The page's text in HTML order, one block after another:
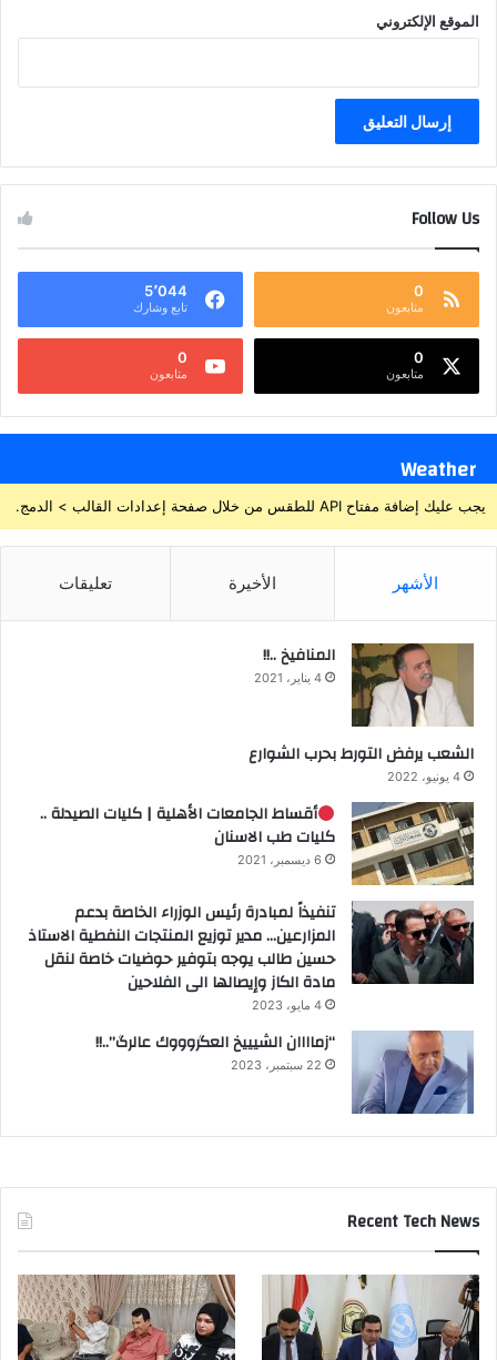
الموقع الإلكتروني
Follow Us
0
متابعون
5٬044
تابع وشارك
0
متابعون
0
متابعون
Weather
يجب عليك إضافة مفتاح API للطقس من خلال صفحة إعدادات القالب > الدمج.
الأشهر الأخيرة تعليقات
المنافيخ ..!!
4 يناير، 2021
الشعب يرفض التورط بحرب الشوارع
4 يونيو، 2022
أقساط الجامعات الأهلية | كليات الصيدلة ..
كليات طب الاسنان
6 ديسمبر، 2021
تنفيذاً لمبادرة رئيس الوزراء الخاصة بدعم
المزارعين… مدير توزيع المنتجات النفطية الاستاذ
حسين طالب يوجه بتوفير حوضيات خاصة لنقل
مادة الكاز وإيصالها الى الفلاحين
4 مايو، 2023
“زماااان الشيييخ العگروووك عالرگ”..!!
22 سبتمبر، 2023
Recent Tech News